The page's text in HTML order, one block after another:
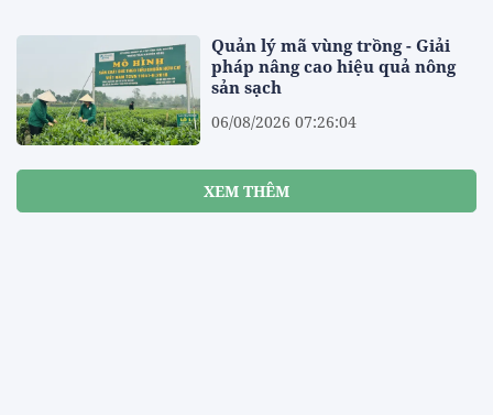
Quản lý mã vùng trồng - Giải
pháp nâng cao hiệu quả nông
sản sạch
06/08/2026 07:26:04
XEM THÊM